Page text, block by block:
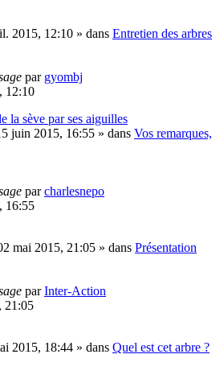
2015, 12:10 » dans Entretien des arbres
par gyombj
12:10
la sève par ses aiguilles
juin 2015, 16:55 » dans Vos remarques,
parcharlesnepo
16:55
mai 2015, 21:05 » dans Présentation
parInter-Action
21:05
2015, 18:44 » dans Quel est cet arbre ?